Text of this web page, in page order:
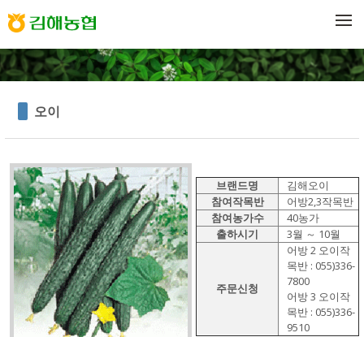
오이
브랜드명
김해오이
참여작목반
어방2,3작목반
참여농가수
40농가
출하시기
3월 ～ 10월
주문신청
어방 2 오이작
목반 : 055)336-
7800
어방 3 오이작
목반 : 055)336-
9510